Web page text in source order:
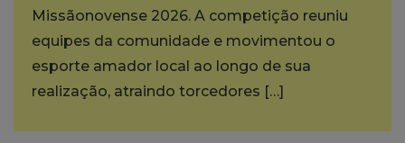
Missãonovense 2026. A competição reuniu
equipes da comunidade e movimentou o
esporte amador local ao longo de sua
realização, atraindo torcedores […]